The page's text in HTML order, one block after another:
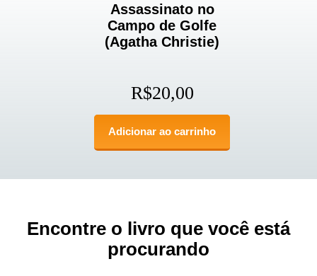
Assassinato no
Campo de Golfe
(Agatha Christie)
R$20,00
Adicionar ao carrinho
Encontre o livro que você está
procurando